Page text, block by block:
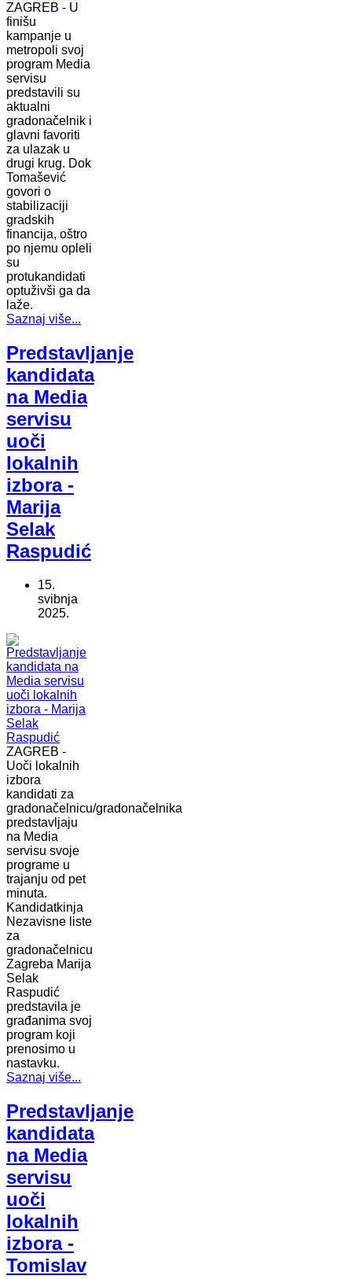
ZAGREB - U
finišu
kampanje u
metropoli svoj
program Media
servisu
predstavili su
aktualni
gradonačelnik i
glavni favoriti
za ulazak u
drugi krug. Dok
Tomašević
govori o
stabilizaciji
gradskih
financija, oštro
po njemu opleli
su
protukandidati
optuživši ga da
laže.
Saznaj više...
Predstavljanje
kandidata
na Media
servisu
uoči
lokalnih
izbora -
Marija
Selak
Raspudić
15.
svibnja
2025.
ZAGREB -
Uoči lokalnih
izbora
kandidati za
gradonačelnicu/gradonačelnika
predstavljaju
na Media
servisu svoje
programe u
trajanju od pet
minuta.
Kandidatkinja
Nezavisne liste
za
gradonačelnicu
Zagreba Marija
Selak
Raspudić
predstavila je
građanima svoj
program koji
prenosimo u
nastavku.
Saznaj više...
Predstavljanje
kandidata
na Media
servisu
uoči
lokalnih
izbora -
Tomislav